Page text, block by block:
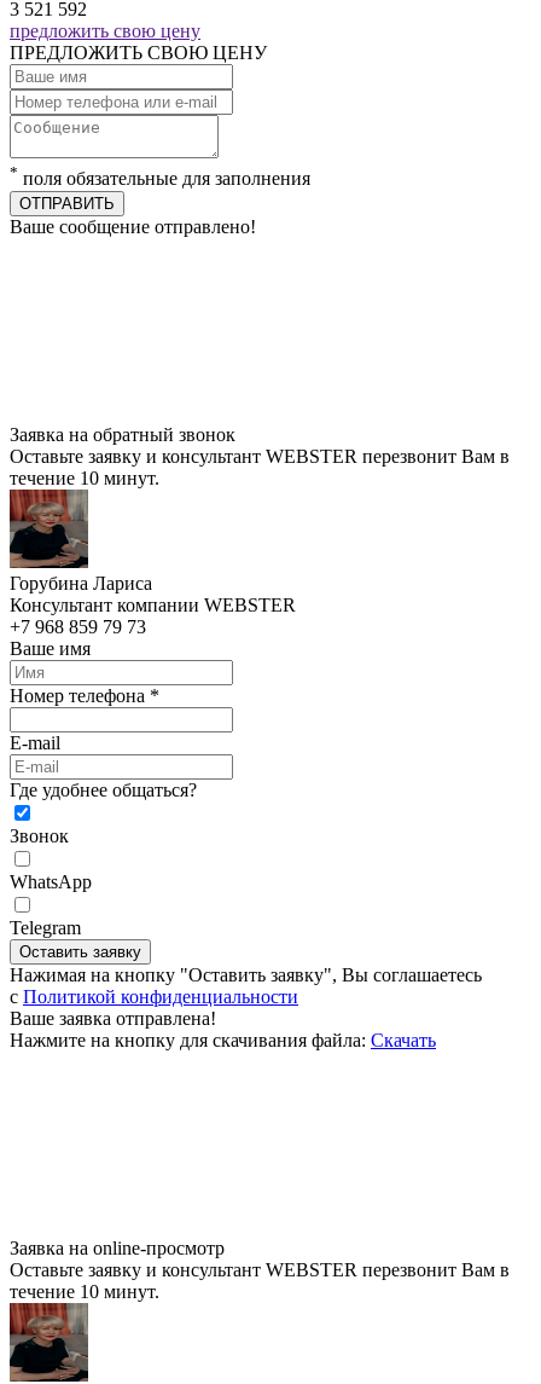
3 521 592
предложить свою цену
ПРЕДЛОЖИТЬ СВОЮ ЦЕНУ
* поля обязательные для заполнения
ОТПРАВИТЬ
Ваше сообщение отправлено!
Заявка на обратный звонок
Оставьте заявку и консультант WEBSTER перезвонит Вам в
течение 10 минут.
Горубина Лариса
Консультант компании WEBSTER
+7 968 859 79 73
Ваше имя
Номер телефона *
E-mail
Где удобнее общаться?
Звонок
WhatsApp
Telegram
Оставить заявку
Нажимая на кнопку "Оставить заявку", Вы соглашаетесь
c Политикой конфиденциальности
Ваше заявка отправлена!
Нажмите на кнопку для скачивания файла: Скачать
Заявка на online-просмотр
Оставьте заявку и консультант WEBSTER перезвонит Вам в
течение 10 минут.